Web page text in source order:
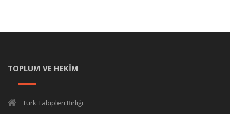
TOPLUM VE HEKİM
Türk Tabipleri Birliği